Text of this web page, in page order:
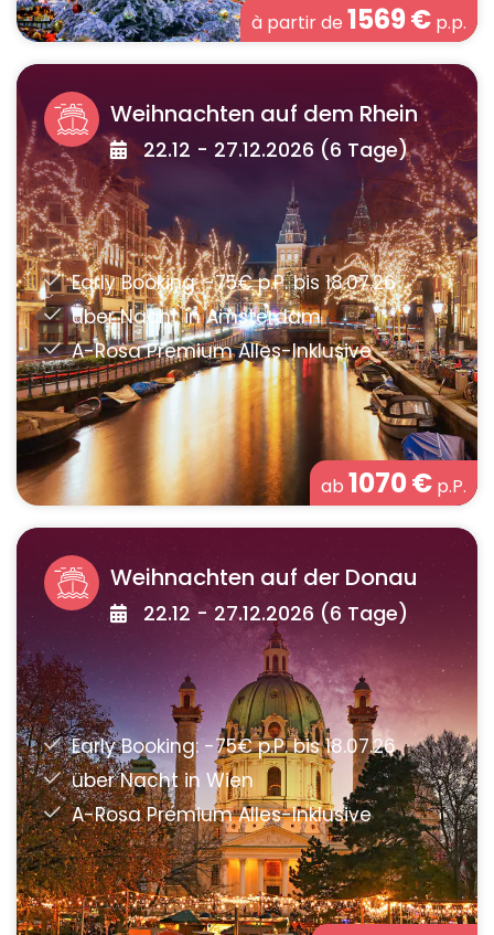
à partir de 1569€ p.p.
Weihnachten auf dem Rhein
22.12 - 27.12.2026 (6 Tage)
ab 1070€ p.P.
Weihnachten auf der Donau
22.12 - 27.12.2026 (6 Tage)